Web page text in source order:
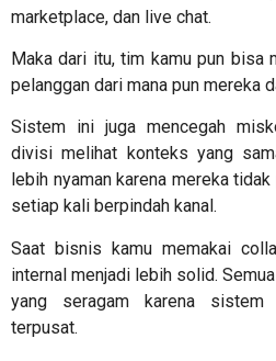
marketplace, dan live chat.
Maka dari itu, tim kamu pun bisa
pelanggan dari mana pun mereka
Sistem ini juga mencegah
divisi melihat konteks yang
lebih nyaman karena mereka
setiap kali berpindah kanal.
Saat bisnis kamu memakai
internal menjadi lebih solid.
yang seragam karena sistem
terpusat.